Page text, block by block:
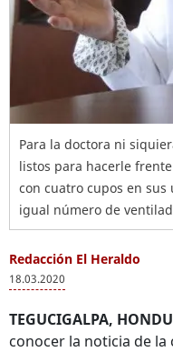
Para la doctora ni
listos para hacerle
con cuatro cupos en
igual número de
Redacción El Heraldo
18.03.2020
TEGUCIGALPA,
conocer la noticia de